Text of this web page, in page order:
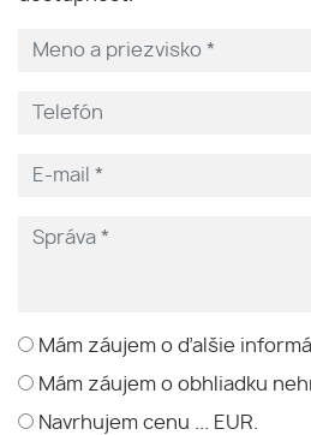
Mám záujem o ďalšie
Mám záujem o obhliadku
Navrhujem cenu ... EUR.